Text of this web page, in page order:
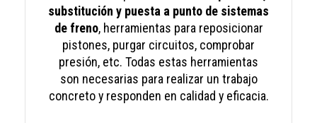
substitución y puesta a punto de sistemas
de freno, herramientas para reposicionar
pistones, purgar circuitos, comprobar
presión, etc. Todas estas herramientas
son necesarias para realizar un trabajo
concreto y responden en calidad y eficacia.